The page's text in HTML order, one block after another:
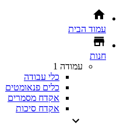
עמוד הבית
חנות
עמודה 1
כלי עבודה
כלים פנאומטים
אקדח מסמרים
אקדח סיכות